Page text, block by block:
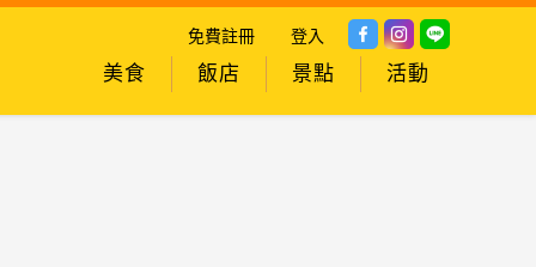
免費註冊 登入
美食 飯店 景點 活動